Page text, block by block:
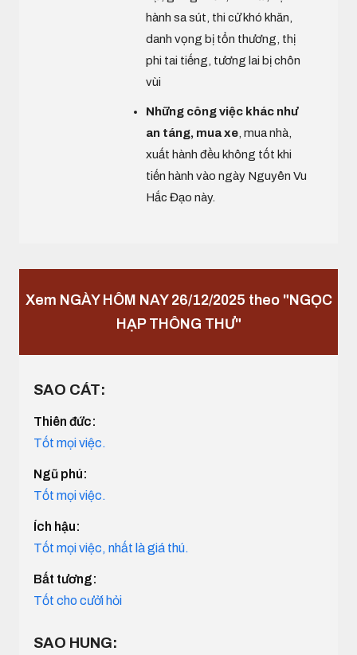
hành sa sút, thi cử khó khăn,
danh vọng bị tổn thương, thị
phi tai tiếng, tương lai bị chôn
vùi
Những công việc khác như
an táng, mua xe , mua nhà,
xuất hành đều không tốt khi
tiến hành vào ngày Nguyên Vu
Hắc Đạo này.
Xem NGÀY HÔM NAY 26/12/2025 theo "NGỌC
HẠP THÔNG THƯ"
SAO CÁT:
Thiên đức:
Tốt mọi việc.
Ngũ phú:
Tốt mọi việc.
Ích hậu:
Tốt mọi việc, nhất là giá thú.
Bất tương:
Tốt cho cưởi hỏi
SAO HUNG: